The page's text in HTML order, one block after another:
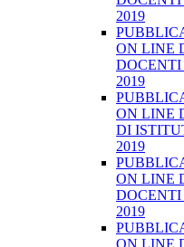
2019
ON LINE
DOCENTI
2019
ON LINE
DI
2019
ON LINE
DOCENTI
2019